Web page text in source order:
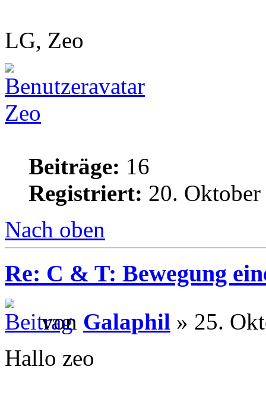
LG, Zeo
Zeo
Beiträge: 16
Registriert: 20.
Nach oben
Re: C & T: Bewegung
von Galaphil » 25.
Hallo zeo